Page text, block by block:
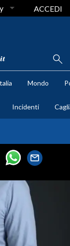
ACCEDI
Mondo
Incidenti